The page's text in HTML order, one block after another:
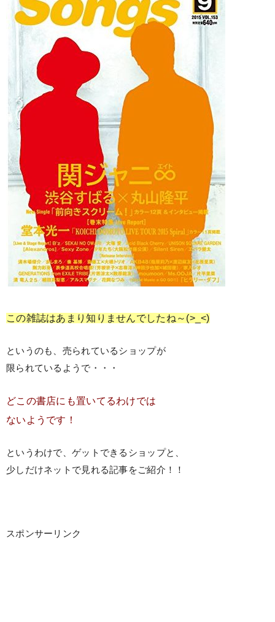
この雑誌はあまり知りませんでしたね～(>_<)
というのも、売られているショップが
限られているようで・・・
どこの書店にも置いてるわけでは
ないようです！
というわけで、ゲットできるショップと、
少しだけネットで見れる記事をご紹介！！
スポンサーリンク